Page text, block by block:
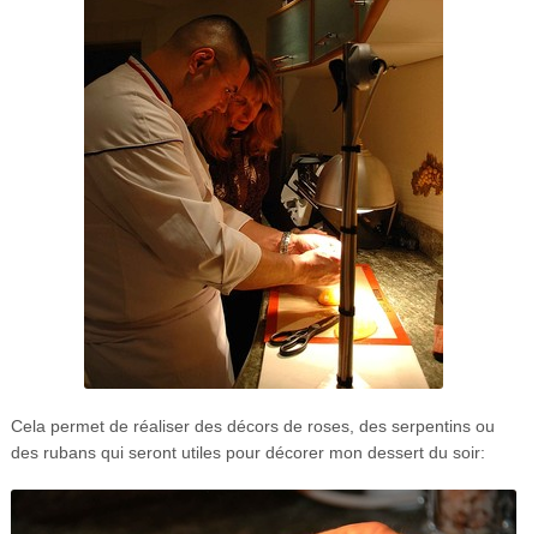
Cela permet de réaliser des décors de roses, des serpentins ou
des rubans qui seront utiles pour décorer mon dessert du soir: